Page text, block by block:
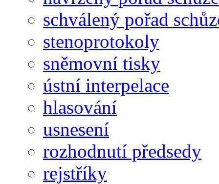
schválený pořad
stenoprotokoly
sněmovní tisky
ústní interpelace
hlasování
usnesení
rozhodnutí předsedy
rejstříky